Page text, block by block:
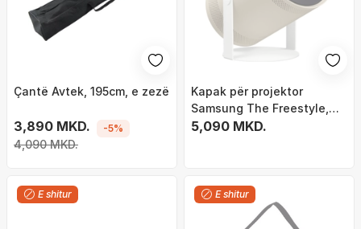
Çantë Avtek, 195cm, e zezë
3,890 MKD.
4,090 MKD.
-5%
Kapak për projektor
Samsung The Freestyle,
bezhë
5,090 MKD.
E shitur E shitur